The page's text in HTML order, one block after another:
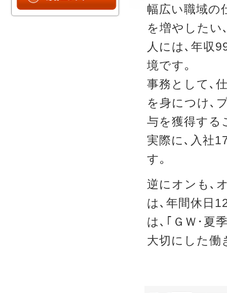
幅広い職域の
を増やしたい
人には､年収
境です｡
事務として､
を身につけ､
与を獲得する
実際に､入社
す｡
逆にオンも､
は､年間休日
は､｢ＧＷ･夏
大切にした働